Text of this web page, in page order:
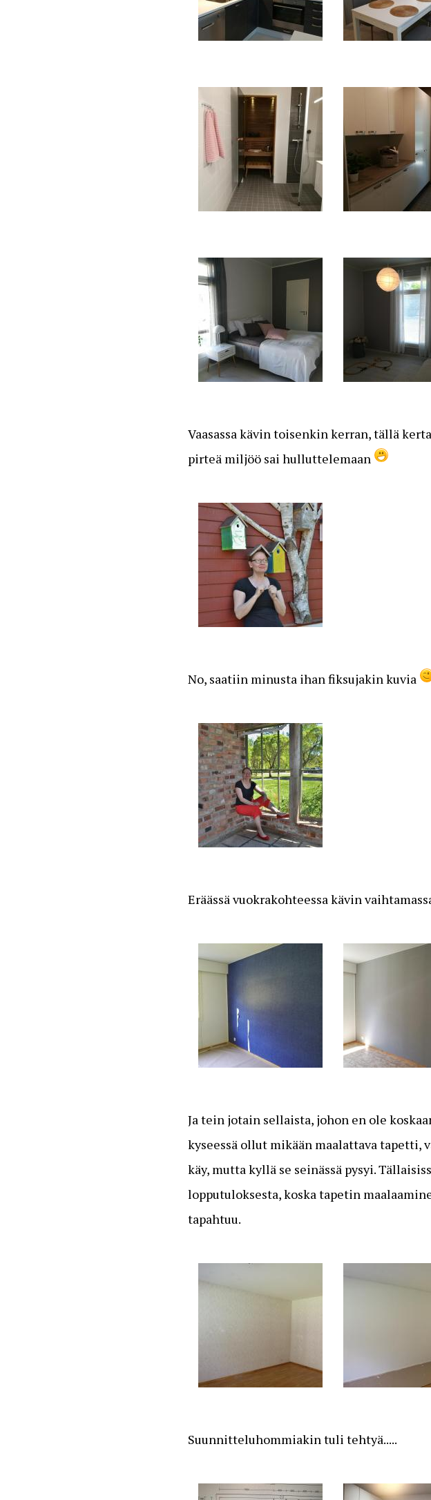
Vaasassa kävin toisenkin kerran, tällä
pirteä miljöö sai hulluttelemaan
No, saatiin minusta ihan fiksujakin kuvia
Eräässä vuokrakohteessa kävin
Ja tein jotain sellaista, johon en ole
kyseessä ollut mikään maalattava
käy, mutta kyllä se seinässä pysyi.
lopputuloksesta, koska tapetin
tapahtuu.
Suunnitteluhommiakin tuli tehtyä.....